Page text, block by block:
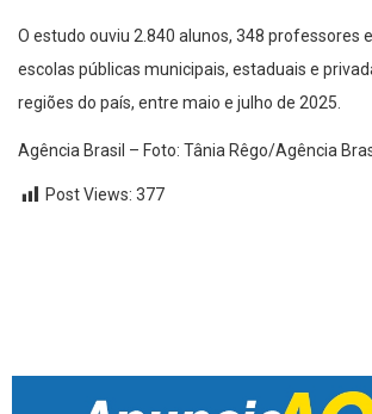
O estudo ouviu 2.840 alunos, 348 professores
escolas públicas municipais, estaduais e
regiões do país, entre maio e julho de 2025.
Agência Brasil – Foto: Tânia Rêgo/Agência
Post Views: 377